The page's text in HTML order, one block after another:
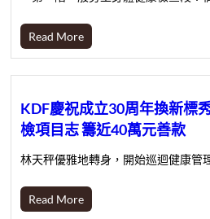
Read More
KDF慶祝成立30周年換新標
檢項目志 籌近40萬元善款
林天秤優雅地轉身，開始巡迴健康管
Read More